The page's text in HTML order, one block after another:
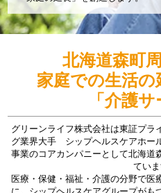
北海道森町
家庭での生活の
「介護サ
グリーンライフ株式会社は東証プラ
グ業界大手 シップヘルスケアホー
事業のコアカンパニーとして北海道
ていま
医療・保健・福祉・介護の分野で医